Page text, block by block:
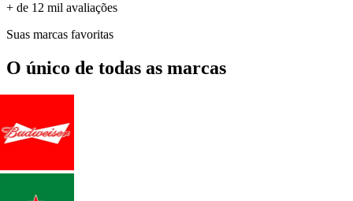
+ de 12 mil avaliações
Suas marcas favoritas
O único de todas as marcas